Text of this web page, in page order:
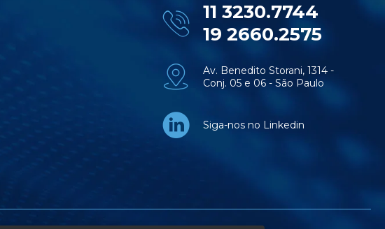
11 3230.7744
19 2660.2575
Av. Benedito Storani, 1314 -
Conj. 05 e 06 - São Paulo
Siga-nos no Linkedin